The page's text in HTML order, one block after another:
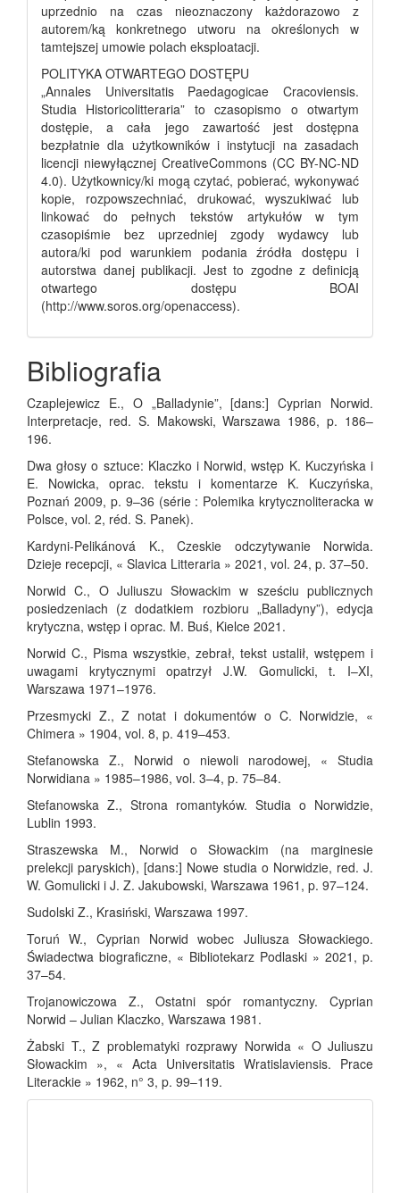
uprzednio na czas nieoznaczony każdorazowo z
autorem/ką konkretnego utworu na określonych w
tamtejszej umowie polach eksploatacji.
POLITYKA OTWARTEGO DOSTĘPU
„Annales Universitatis Paedagogicae Cracoviensis.
Studia Historicolitteraria” to czasopismo o otwartym
dostępie, a cała jego zawartość jest dostępna
bezpłatnie dla użytkowników i instytucji na zasadach
licencji niewyłącznej CreativeCommons (CC BY-NC-ND
4.0). Użytkownicy/ki mogą czytać, pobierać, wykonywać
kopie, rozpowszechniać, drukować, wyszukiwać lub
linkować do pełnych tekstów artykułów w tym
czasopiśmie bez uprzedniej zgody wydawcy lub
autora/ki pod warunkiem podania źródła dostępu i
autorstwa danej publikacji. Jest to zgodne z definicją
otwartego dostępu BOAI
(http://www.soros.org/openaccess).
Bibliografia
Czaplejewicz E., O „Balladynie”, [dans:] Cyprian Norwid.
Interpretacje, red. S. Makowski, Warszawa 1986, p. 186–
196.
Dwa głosy o sztuce: Klaczko i Norwid, wstęp K. Kuczyńska i
E. Nowicka, oprac. tekstu i komentarze K. Kuczyńska,
Poznań 2009, p. 9–36 (série : Polemika krytycznoliteracka w
Polsce, vol. 2, réd. S. Panek).
Kardyni-Pelikánová K., Czeskie odczytywanie Norwida.
Dzieje recepcji, « Slavica Litteraria » 2021, vol. 24, p. 37–50.
Norwid C., O Juliuszu Słowackim w sześciu publicznych
posiedzeniach (z dodatkiem rozbioru „Balladyny”), edycja
krytyczna, wstęp i oprac. M. Buś, Kielce 2021.
Norwid C., Pisma wszystkie, zebrał, tekst ustalił, wstępem i
uwagami krytycznymi opatrzył J.W. Gomulicki, t. I–XI,
Warszawa 1971–1976.
Przesmycki Z., Z notat i dokumentów o C. Norwidzie, «
Chimera » 1904, vol. 8, p. 419–453.
Stefanowska Z., Norwid o niewoli narodowej, « Studia
Norwidiana » 1985–1986, vol. 3–4, p. 75–84.
Stefanowska Z., Strona romantyków. Studia o Norwidzie,
Lublin 1993.
Straszewska M., Norwid o Słowackim (na marginesie
prelekcji paryskich), [dans:] Nowe studia o Norwidzie, red. J.
W. Gomulicki i J. Z. Jakubowski, Warszawa 1961, p. 97–124.
Sudolski Z., Krasiński, Warszawa 1997.
Toruń W., Cyprian Norwid wobec Juliusza Słowackiego.
Świadectwa biograficzne, « Bibliotekarz Podlaski » 2021, p.
37–54.
Trojanowiczowa Z., Ostatni spór romantyczny. Cyprian
Norwid – Julian Klaczko, Warszawa 1981.
Żabski T., Z problematyki rozprawy Norwida « O Juliuszu
Słowackim », « Acta Universitatis Wratislaviensis. Prace
Literackie » 1962, n° 3, p. 99–119.